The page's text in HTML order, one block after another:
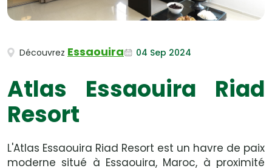
Découvrez Essaouira 04 Sep 2024
Atlas Essaouira Riad
Resort
L'Atlas Essaouira Riad Resort est un havre de paix
moderne situé à Essaouira, Maroc, à proximité